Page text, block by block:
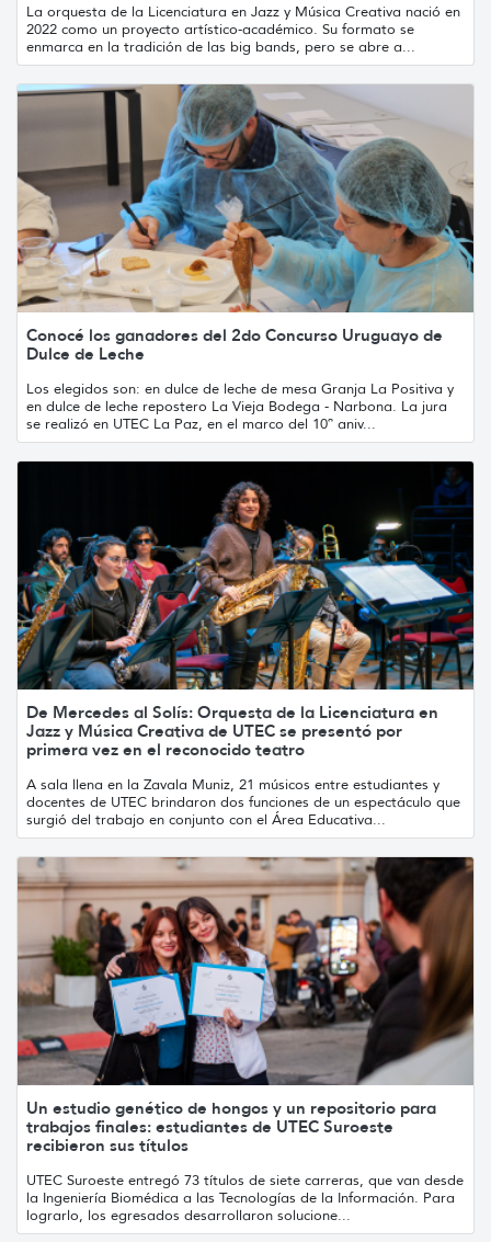
La orquesta de la Licenciatura en Jazz y Música Creativa nació en
2022 como un proyecto artístico-académico. Su formato se
enmarca en la tradición de las big bands, pero se abre a...
Conocé los ganadores del 2do Concurso Uruguayo de
Dulce de Leche
Los elegidos son: en dulce de leche de mesa Granja La Positiva y
en dulce de leche repostero La Vieja Bodega - Narbona. La jura
se realizó en UTEC La Paz, en el marco del 10º aniv...
De Mercedes al Solís: Orquesta de la Licenciatura en
Jazz y Música Creativa de UTEC se presentó por
primera vez en el reconocido teatro
A sala llena en la Zavala Muniz, 21 músicos entre estudiantes y
docentes de UTEC brindaron dos funciones de un espectáculo que
surgió del trabajo en conjunto con el Área Educativa...
Un estudio genético de hongos y un repositorio para
trabajos finales: estudiantes de UTEC Suroeste
recibieron sus títulos
UTEC Suroeste entregó 73 títulos de siete carreras, que van desde
la Ingeniería Biomédica a las Tecnologías de la Información. Para
lograrlo, los egresados desarrollaron solucione...